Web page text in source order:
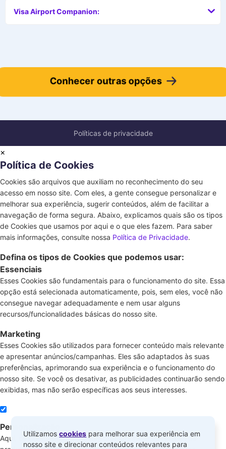
Visa Airport Companion:
Conhecer outras opções
Políticas de privacidade
Utilizamoscookies para melhorar sua experiência em
nosso site e direcionar conteúdos relevantes para
×
Política de Cookies
Cookies são arquivos que auxiliam no reconhecimento do seu
acesso em nosso site. Com eles, a gente consegue personalizar e
melhorar sua experiência, sugerir conteúdos, além de facilitar a
navegação de forma segura. Abaixo, explicamos quais são os tipos
de Cookies que usamos por aqui e o que eles fazem. Para saber
mais informações, consulte nossa Política de Privacidade.
Defina os tipos de Cookies que podemos usar:
Essenciais
Esses Cookies são fundamentais para o funcionamento do site. Essa
opção está selecionada automaticamente, pois, sem eles, você não
consegue navegar adequadamente e nem usar alguns
recursos/funcionalidades básicas do nosso site.
Marketing
Esses Cookies são utilizados para fornecer conteúdo mais relevante
e apresentar anúncios/campanhas. Eles são adaptados às suas
preferências, aprimorando sua experiência e o funcionamento do
nosso site. Se você os desativar, as publicidades continuarão sendo
exibidas, mas não serão específicas aos seus interesses.
Personalização
Aqui, os Cookies nos permitem oferecer recomendações de